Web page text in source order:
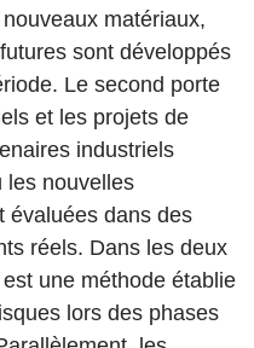
matériaux,
sont développés
Le second porte
et les projets de
industriels
les nouvelles
évaluées dans des
réels. Dans les deux
une méthode établie
lors des phases